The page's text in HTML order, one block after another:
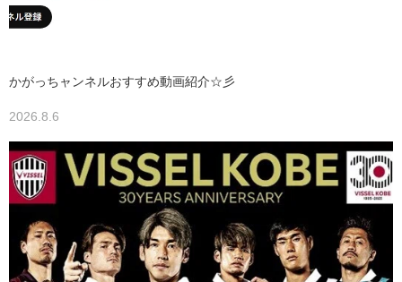
かがっちャンネルおすすめ動画紹介☆彡
2026.8.6